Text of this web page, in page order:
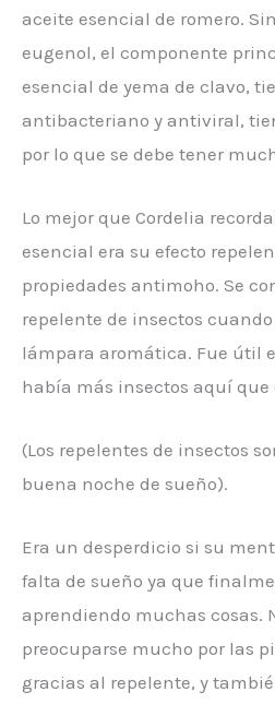
aceite esencial de romero.
eugenol, el componente
esencial de yema de clavo,
antibacteriano y antiviral,
por lo que se debe tener
Lo mejor que Cordelia
esencial era su efecto
propiedades antimoho. Se
repelente de insectos
lámpara aromática. Fue útil
había más insectos aquí
(Los repelentes de insectos
buena noche de sueño).
Era un desperdicio si su
falta de sueño ya que
aprendiendo muchas cosas.
preocuparse mucho por las
gracias al repelente, y